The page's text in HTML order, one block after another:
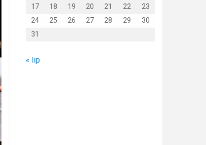
17
18 19 20 21 22
23
24
25 26 27 28 29
30
31
« lip